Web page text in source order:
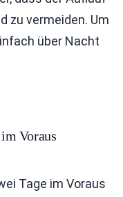
zu vermeiden. Um
über Nacht
Voraus
Tage im Voraus